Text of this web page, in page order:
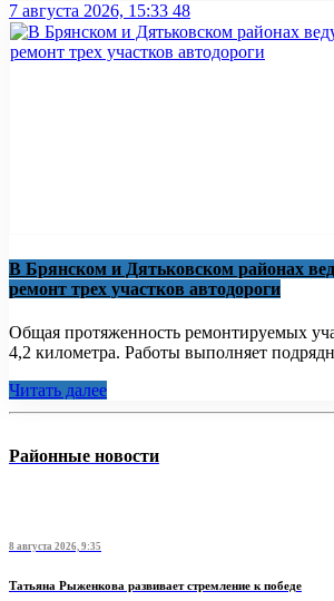
7 августа 2026, 15:33 48
В Брянском и Дятьковском районах
ремонт трех участков автодороги
Общая протяженность ремонтируемых
4,2 километра. Работы выполняет
Читать далее
Районные новости
8 августа 2026, 9:35
Татьяна Рыженкова развивает стремление к победе